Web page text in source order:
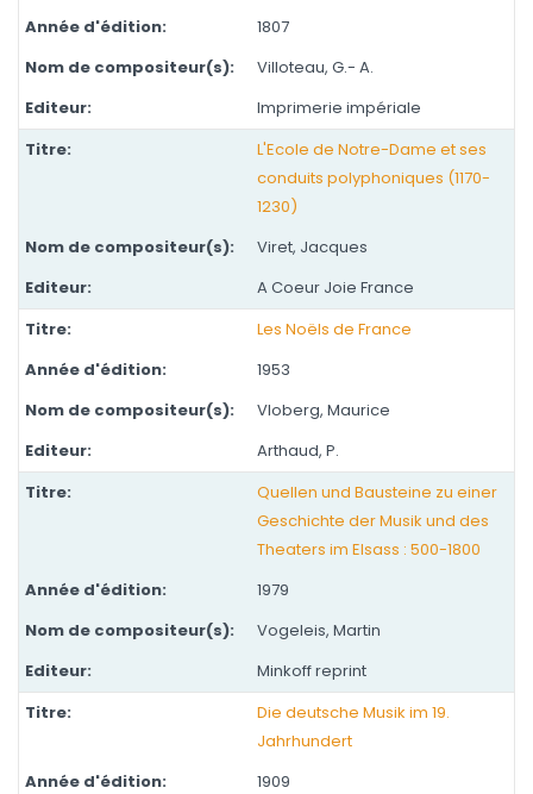
1807
Villoteau, G.- A.
Imprimerie impériale
L'Ecole de Notre-Dame et ses
conduits polyphoniques (1170-
1230)
Viret, Jacques
A Coeur Joie France
Les Noëls de France
1953
Vloberg, Maurice
Arthaud, P.
Quellen und Bausteine zu einer
Geschichte der Musik und des
Theaters im Elsass : 500-1800
1979
Vogeleis, Martin
Minkoff reprint
Die deutsche Musik im 19.
Jahrhundert
1909